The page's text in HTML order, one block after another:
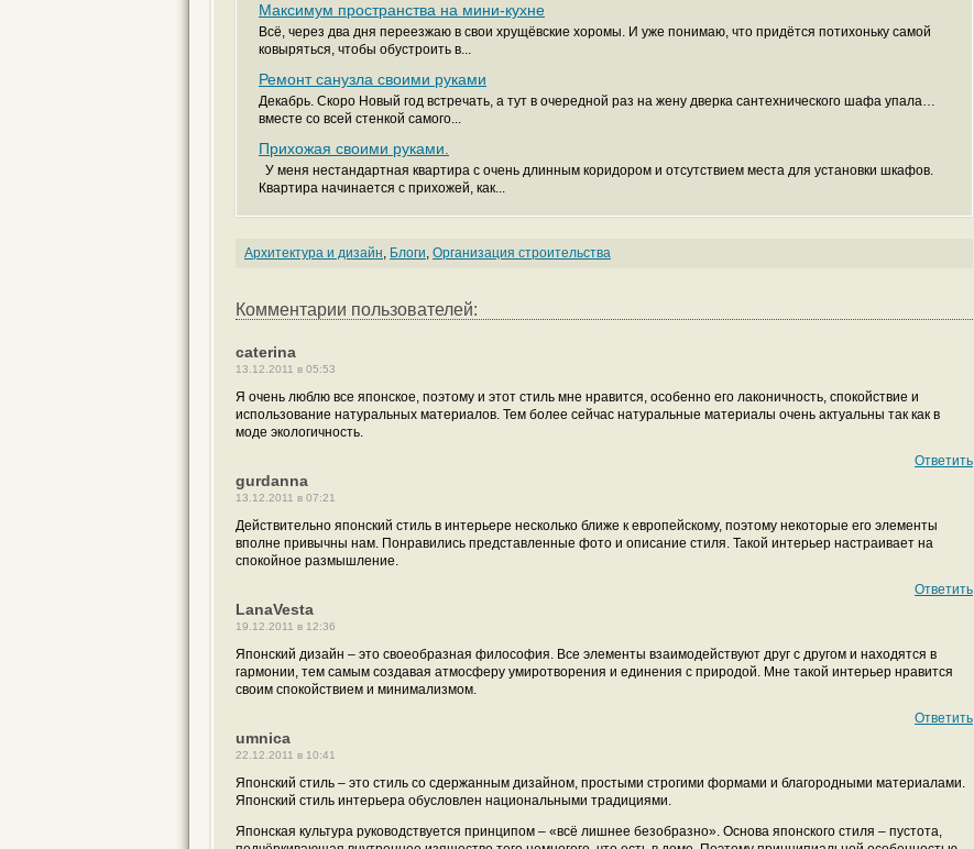
Максимум пространства на мини-кухне
Всё, через два дня переезжаю в свои хрущёвские хоромы. И уже понимаю, что придётся потихоньку самой
ковыряться, чтобы обустроить в...
Ремонт санузла своими руками
Декабрь. Скоро Новый год встречать, а тут в очередной раз на жену дверка сантехнического шафа упала…
вместе со всей стенкой самого...
Прихожая своими руками.
У меня нестандартная квартира с очень длинным коридором и отсутствием места для установки шкафов.
Квартира начинается с прихожей, как...
Архитектура и дизайн, Блоги, Организация строительства
Комментарии пользователей:
caterina
13.12.2011 в 05:53
Я очень люблю все японское, поэтому и этот стиль мне нравится, особенно его лаконичность, спокойствие и
использование натуральных материалов. Тем более сейчас натуральные материалы очень актуальны так как в
моде экологичность.
Ответить
gurdanna
13.12.2011 в 07:21
Действительно японский стиль в интерьере несколько ближе к европейскому, поэтому некоторые его элементы
вполне привычны нам. Понравились представленные фото и описание стиля. Такой интерьер настраивает на
спокойное размышление.
Ответить
LanaVesta
19.12.2011 в 12:36
Японский дизайн – это своеобразная философия. Все элементы взаимодействуют друг с другом и находятся в
гармонии, тем самым создавая атмосферу умиротворения и единения с природой. Мне такой интерьер нравится
своим спокойствием и минимализмом.
Ответить
umnica
22.12.2011 в 10:41
Японский стиль – это стиль со сдержанным дизайном, простыми строгими формами и благородными материалами.
Японский стиль интерьера обусловлен национальными традициями.
Японская культура руководствуется принципом – «всё лишнее безобразно». Основа японского стиля – пустота,